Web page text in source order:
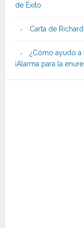
de Éxito
Carta de
¿Cómo ayudo a
¡Alarma para la